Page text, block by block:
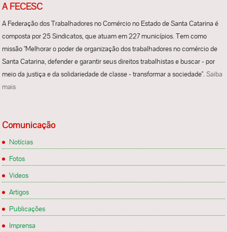
A FECESC
A Federação dos Trabalhadores no Comércio no Estado de Santa Catarina é
composta por 25 Sindicatos, que atuam em 227 municípios. Tem como
missão "Melhorar o poder de organização dos trabalhadores no comércio de
Santa Catarina, defender e garantir seus direitos trabalhistas e buscar - por
meio da justiça e da solidariedade de classe - transformar a sociedade".Saiba
mais
Comunicação
Notícias
Fotos
Videos
Artigos
Publicações
Imprensa